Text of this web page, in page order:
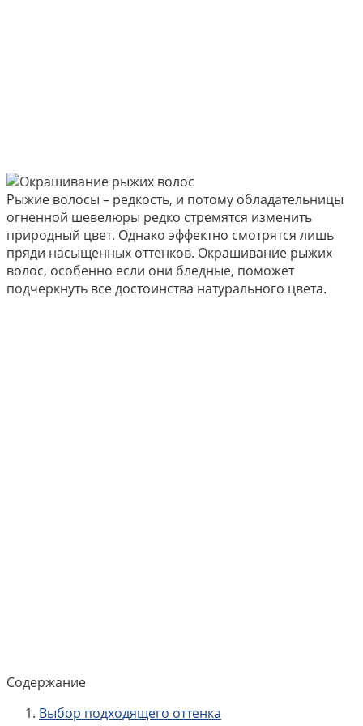
Рыжие волосы – редкость, и потому обладательницы
огненной шевелюры редко стремятся изменить
природный цвет. Однако эффектно смотрятся лишь
пряди насыщенных оттенков. Окрашивание рыжих
волос, особенно если они бледные, поможет
подчеркнуть все достоинства натурального цвета.
Содержание
Выбор подходящего оттенка